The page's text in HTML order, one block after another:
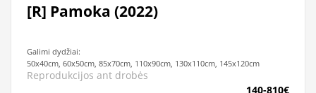
[R] Pamoka (2022)
Galimi dydžiai:
50x40cm, 60x50cm, 85x70cm, 110x90cm, 130x110cm, 145x120cm
Reprodukcijos ant drobės
140-810€